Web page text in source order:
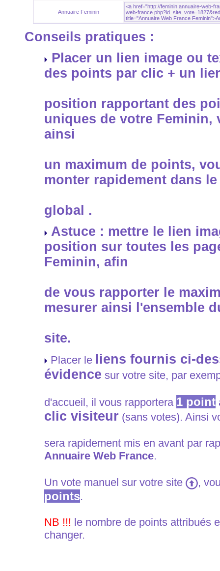
Annuaire Feminin
Conseils pratiques :
Placer un lien image ou
des points par clic + un
position rapportant des
uniques de votre Feminin,
ainsi
un maximum de points,
monter rapidement dans
global .
Astuce : mettre le lien
position sur toutes les
Feminin, afin
de vous rapporter le
mesurer ainsi l'ensemble
site.
Placer le
liens fournis ci-
évidence sur votre site, par
d'accueil, il vous rapportera 1 point
clic visiteur (sans votes). Ainsi
sera rapidement mis en avant par
Annuaire Web France.
Un vote manuel sur votre site ,
points.
NB !!! le nombre de points attribués
changer.